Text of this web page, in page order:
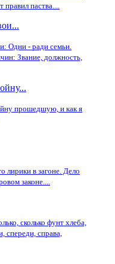
правил паства....
Одни - ради семьи.
Звание, должность,
прошедшую, и как я
лирики в загоне. Дело
законе....
сколько фунт хлеба,
спереди, справа,